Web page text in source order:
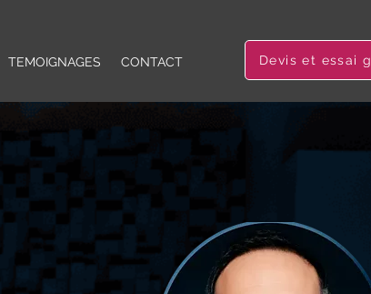
TEMOIGNAGES CONTACT Devis et essai